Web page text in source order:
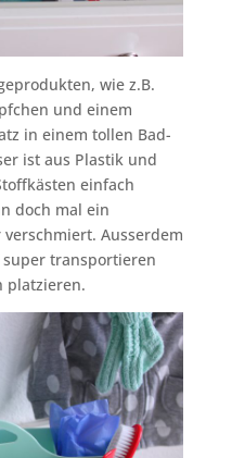
wie z.B.
und einem
in einem tollen Bad-
ist aus Plastik und
einfach
doch mal ein
Ausserdem
transportieren
platzieren.